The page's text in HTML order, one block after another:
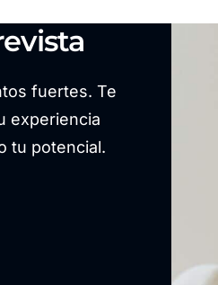
fuertes. Te
experiencia
tu potencial.